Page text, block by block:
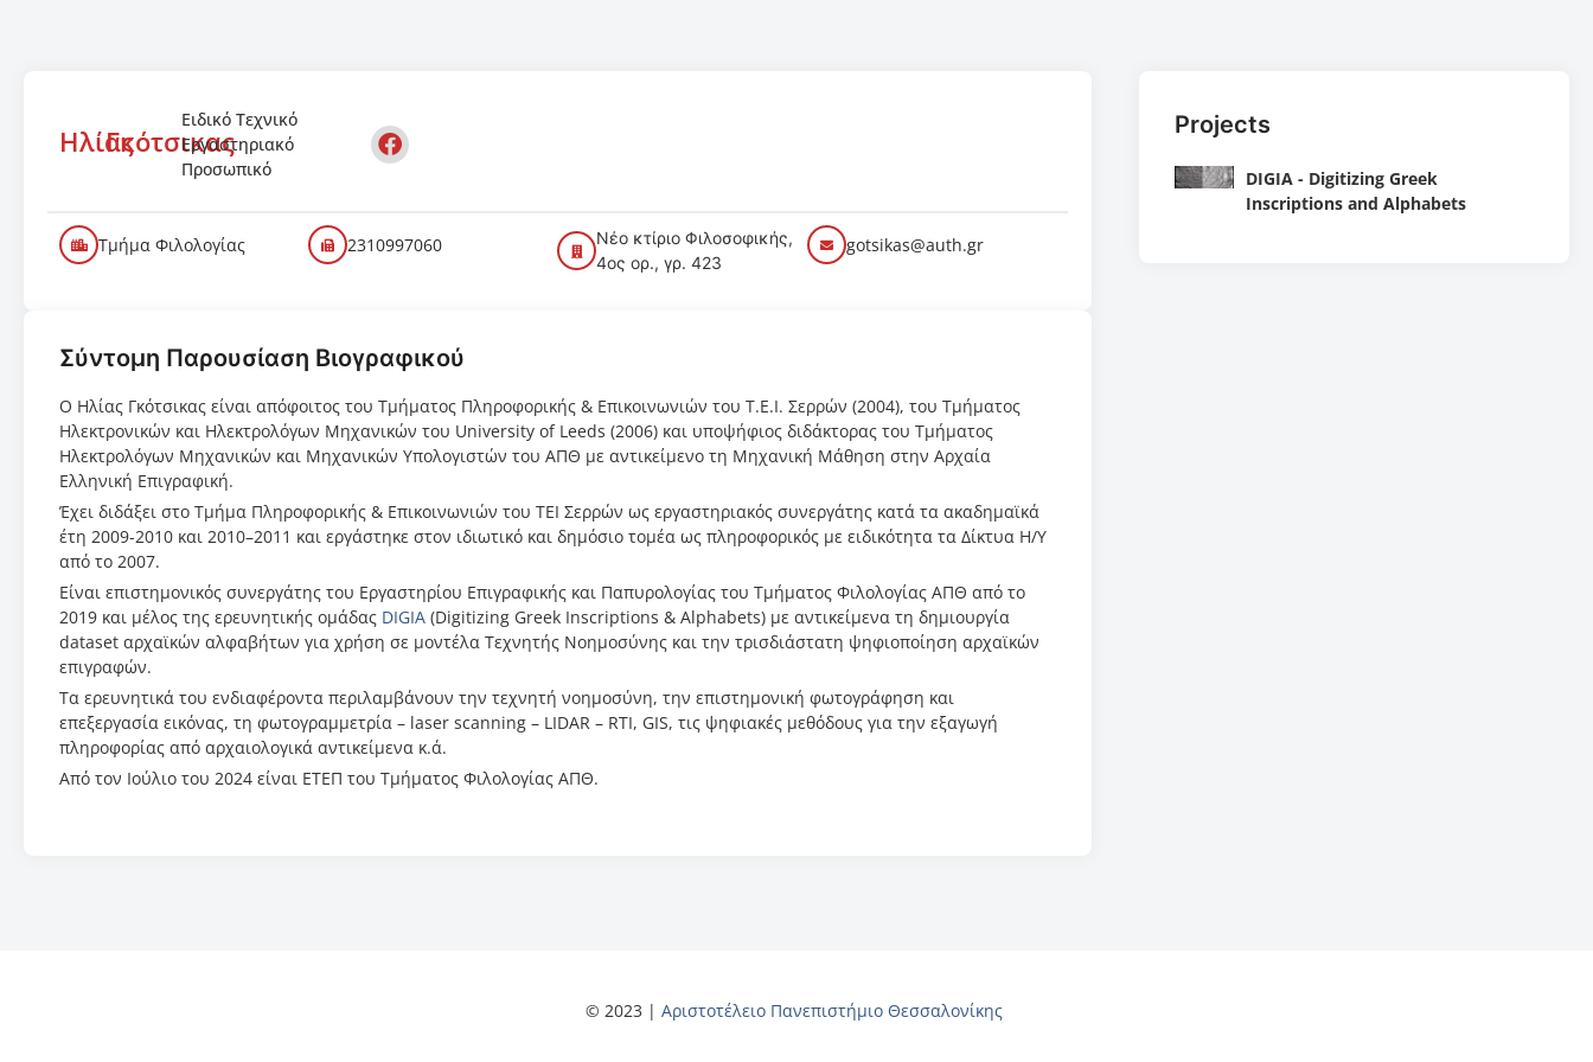
ΗλίαςΓκότσικας
Ειδικό Τεχνικό
Εργαστηριακό
Προσωπικό
Τμήμα Φιλολογίας 2310997060
Νέο κτίριο Φιλοσοφικής,
4ος ορ., γρ. 423
gotsikas@auth.gr
Σύντομη Παρουσίαση Βιογραφικού
Ο Ηλίας Γκότσικας είναι απόφοιτος του Τμήματος Πληροφορικής & Επικοινωνιών του Τ.Ε.Ι. Σερρών (2004), του Τμήματος
Ηλεκτρονικών και Ηλεκτρολόγων Μηχανικών του University of Leeds (2006) και υποψήφιος διδάκτορας του Τμήματος
Ηλεκτρολόγων Μηχανικών και Μηχανικών Υπολογιστών του ΑΠΘ με αντικείμενο τη Μηχανική Μάθηση στην Αρχαία
Ελληνική Επιγραφική.
Έχει διδάξει στο Τμήμα Πληροφορικής & Επικοινωνιών του ΤΕΙ Σερρών ως εργαστηριακός συνεργάτης κατά τα ακαδημαϊκά
έτη 2009-2010 και 2010–2011 και εργάστηκε στον ιδιωτικό και δημόσιο τομέα ως πληροφορικός με ειδικότητα τα Δίκτυα Η/Υ
από το 2007.
Είναι επιστημονικός συνεργάτης του Εργαστηρίου Επιγραφικής και Παπυρολογίας του Τμήματος Φιλολογίας ΑΠΘ από το
2019 και μέλος της ερευνητικής ομάδας DIGIA (Digitizing Greek Inscriptions & Alphabets) με αντικείμενα τη δημιουργία
dataset αρχαϊκών αλφαβήτων για χρήση σε μοντέλα Τεχνητής Νοημοσύνης και την τρισδιάστατη ψηφιοποίηση αρχαϊκών
επιγραφών.
Τα ερευνητικά του ενδιαφέροντα περιλαμβάνουν την τεχνητή νοημοσύνη, την επιστημονική φωτογράφηση και
επεξεργασία εικόνας, τη φωτογραμμετρία – laser scanning – LIDAR – RTI, GIS, τις ψηφιακές μεθόδους για την εξαγωγή
πληροφορίας από αρχαιολογικά αντικείμενα κ.ά.
Από τον Ιούλιο του 2024 είναι ΕΤΕΠ του Τμήματος Φιλολογίας ΑΠΘ.
Projects
DIGIA - Digitizing Greek
Inscriptions and Alphabets
© 2023 | Αριστοτέλειο Πανεπιστήμιο Θεσσαλονίκης